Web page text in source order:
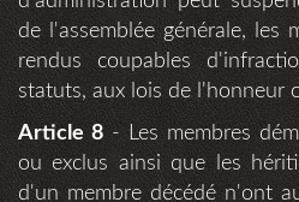
de l'assemblée générale, les
rendus coupables
statuts, aux lois de l'honneur
Article 8 - Les membres
ou exclus ainsi que les
d'un membre décédé n'ont